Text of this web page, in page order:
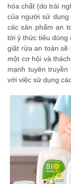
hóa chất (do trải
của người sử
các sản phẩm an
tới ý thức tiêu dùng
giặt rửa an toàn sẽ
một cơ hội và
mạnh tuyên
với việc sử dụng